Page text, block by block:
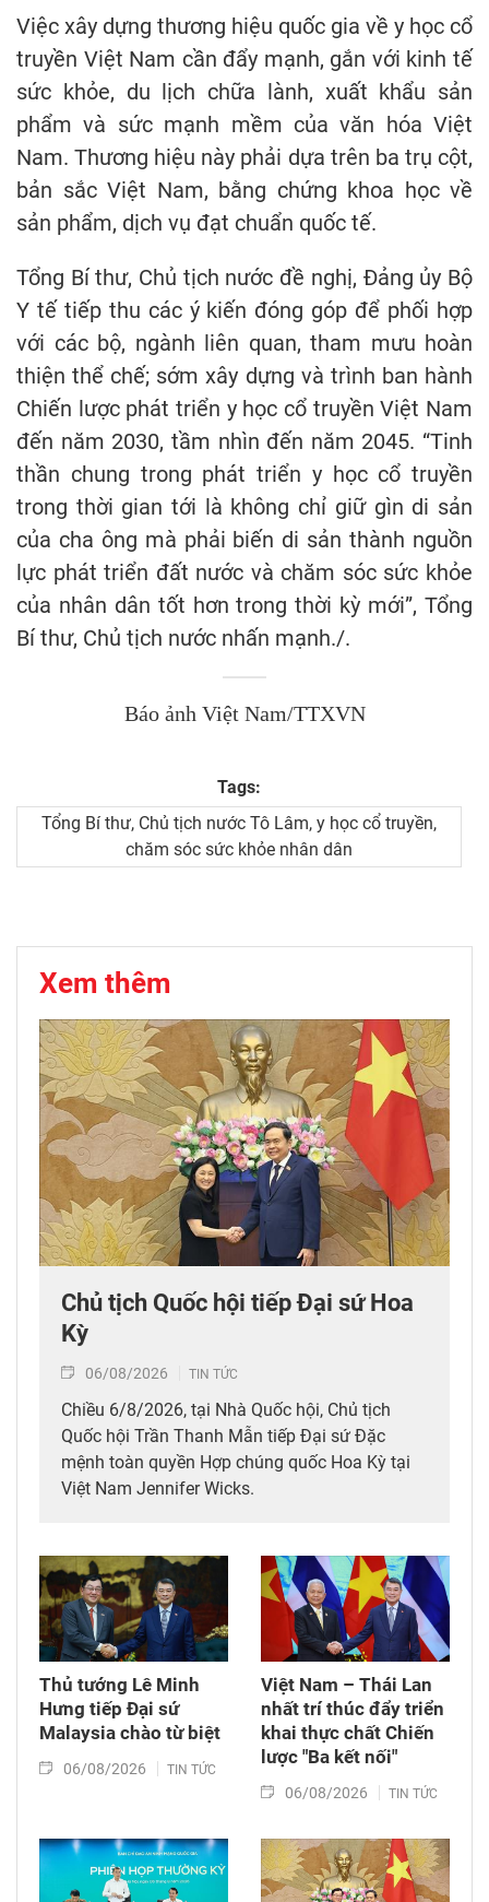
Việc xây dựng thương hiệu quốc gia về y học cổ
truyền Việt Nam cần đẩy mạnh, gắn với kinh tế
sức khỏe, du lịch chữa lành, xuất khẩu sản
phẩm và sức mạnh mềm của văn hóa Việt
Nam. Thương hiệu này phải dựa trên ba trụ cột,
bản sắc Việt Nam, bằng chứng khoa học về
sản phẩm, dịch vụ đạt chuẩn quốc tế.
Tổng Bí thư, Chủ tịch nước đề nghị, Đảng ủy Bộ
Y tế tiếp thu các ý kiến đóng góp để phối hợp
với các bộ, ngành liên quan, tham mưu hoàn
thiện thể chế; sớm xây dựng và trình ban hành
Chiến lược phát triển y học cổ truyền Việt Nam
đến năm 2030, tầm nhìn đến năm 2045. “Tinh
thần chung trong phát triển y học cổ truyền
trong thời gian tới là không chỉ giữ gìn di sản
của cha ông mà phải biến di sản thành nguồn
lực phát triển đất nước và chăm sóc sức khỏe
của nhân dân tốt hơn trong thời kỳ mới”, Tổng
Bí thư, Chủ tịch nước nhấn mạnh./.
Báo ảnh Việt Nam/TTXVN
Tags:
Tổng Bí thư, Chủ tịch nước Tô Lâm, y học cổ truyền,
chăm sóc sức khỏe nhân dân
Xem thêm
Chủ tịch Quốc hội tiếp Đại sứ Hoa
Kỳ
06/08/2026 TIN TỨC
Chiều 6/8/2026, tại Nhà Quốc hội, Chủ tịch
Quốc hội Trần Thanh Mẫn tiếp Đại sứ Đặc
mệnh toàn quyền Hợp chúng quốc Hoa Kỳ tại
Việt Nam Jennifer Wicks.
Thủ tướng Lê Minh
Hưng tiếp Đại sứ
Malaysia chào từ biệt
06/08/2026 TIN TỨC
Việt Nam – Thái Lan
nhất trí thúc đẩy triển
khai thực chất Chiến
lược "Ba kết nối"
06/08/2026 TIN TỨC